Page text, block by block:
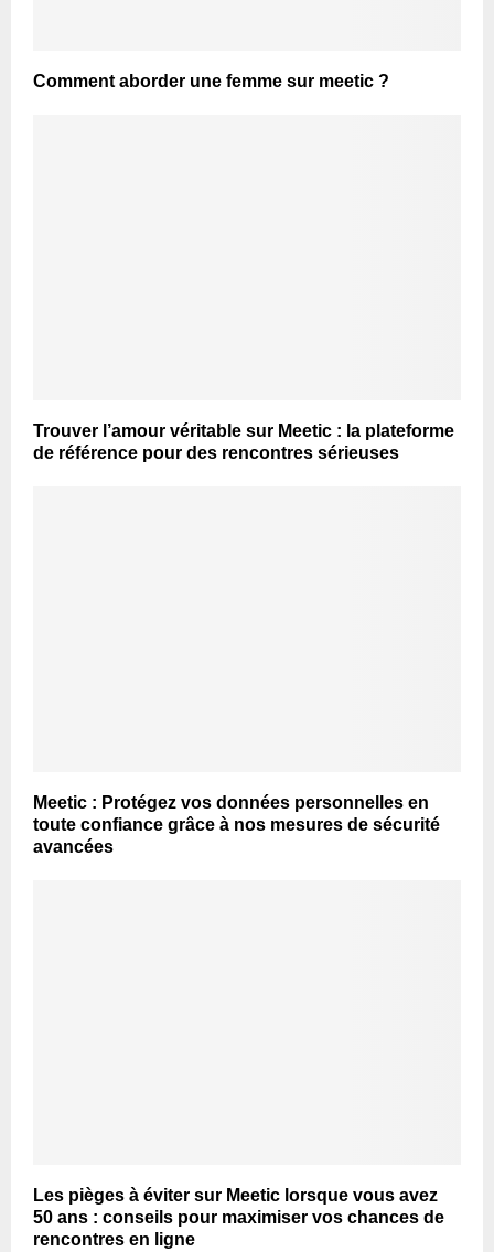
Comment aborder une femme sur meetic ?
Trouver l’amour véritable sur Meetic : la plateforme
de référence pour des rencontres sérieuses
Meetic : Protégez vos données personnelles en
toute confiance grâce à nos mesures de sécurité
avancées
Les pièges à éviter sur Meetic lorsque vous avez
50 ans : conseils pour maximiser vos chances de
rencontres en ligne